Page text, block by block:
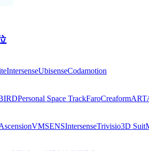
IntersenseUbisenseCodamotion
Personal Space TrackFaroCreaformART
VMSENSIntersenseTrivisio3D Suit